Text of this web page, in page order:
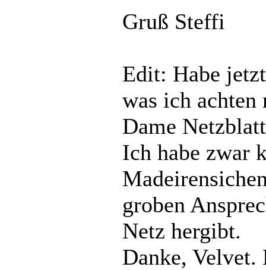
Gruß Steffi
Edit: Habe
was ich achten
Dame
Ich habe zwar
groben
Netz hergibt.
Danke,